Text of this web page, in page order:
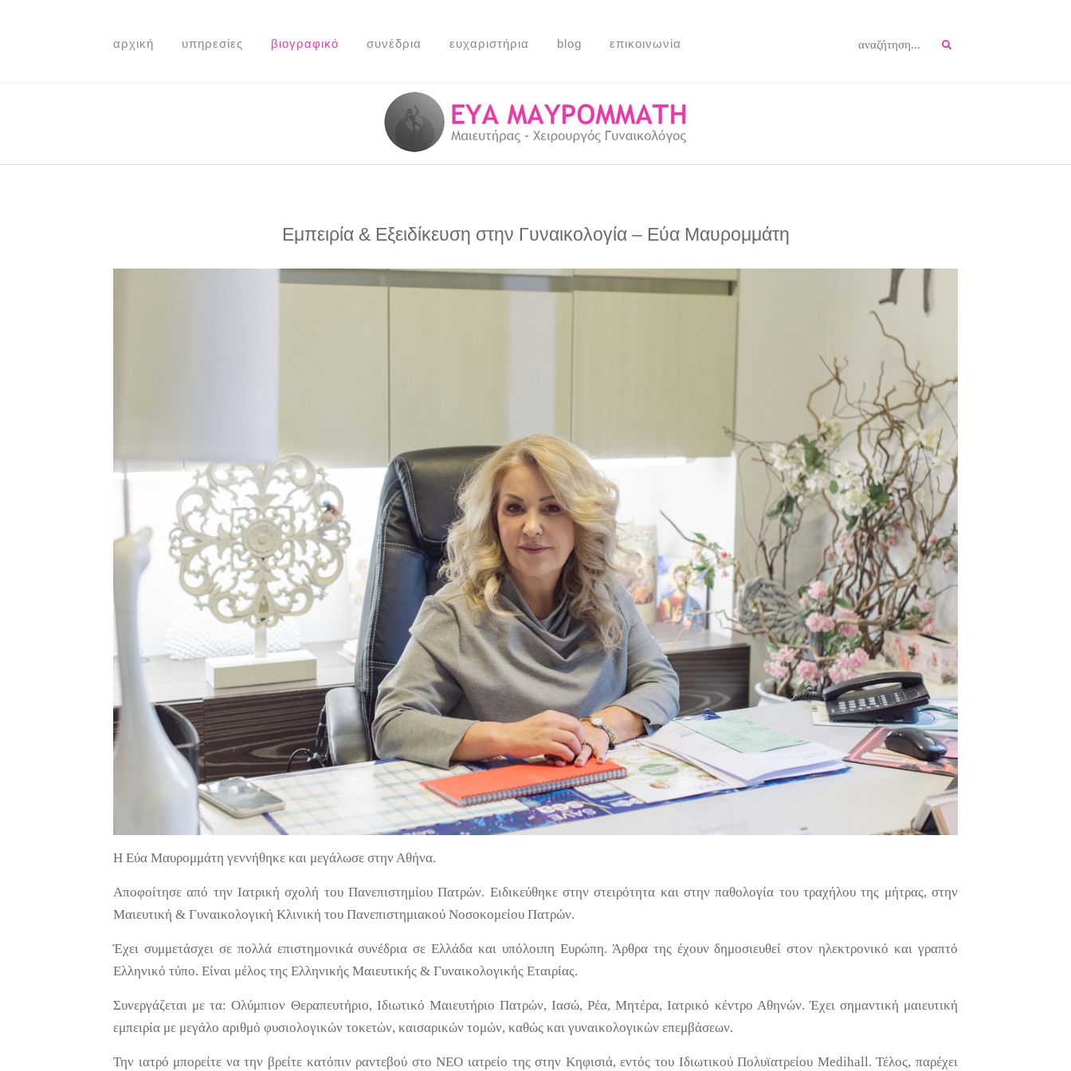
αρχική υπηρεσίες βιογραφικό συνέδρια ευχαριστήρια blog επικοινωνία
Εμπειρία & Εξειδίκευση στην Γυναικολογία – Εύα Μαυρομμάτη
Η Εύα Μαυρομμάτη γεννήθηκε και μεγάλωσε στην Αθήνα.
Αποφοίτησε από την Ιατρική σχολή του Πανεπιστημίου Πατρών. Ειδικεύθηκε στην στειρότητα και στην παθολογία του τραχήλου της μήτρας, στην
Μαιευτική & Γυναικολογική Κλινική του Πανεπιστημιακού Νοσοκομείου Πατρών.
Έχει συμμετάσχει σε πολλά επιστημονικά συνέδρια σε Ελλάδα και υπόλοιπη Ευρώπη. Άρθρα της έχουν δημοσιευθεί στον ηλεκτρονικό και γραπτό
Ελληνικό τύπο. Είναι μέλος της Ελληνικής Μαιευτικής & Γυναικολογικής Εταιρίας.
Συνεργάζεται με τα: Ολύμπιον Θεραπευτήριο, Ιδιωτικό Μαιευτήριο Πατρών, Ιασώ, Ρέα, Μητέρα, Ιατρικό κέντρο Αθηνών. Έχει σημαντική μαιευτική
εμπειρία με μεγάλο αριθμό φυσιολογικών τοκετών, καισαρικών τομών, καθώς και γυναικολογικών επεμβάσεων.
Την ιατρό μπορείτε να την βρείτε κατόπιν ραντεβού στο ΝΕΟ ιατρείο της στην Κηφισιά, εντός του Ιδιωτικού Πολυϊατρείου Medihall. Τέλος, παρέχει